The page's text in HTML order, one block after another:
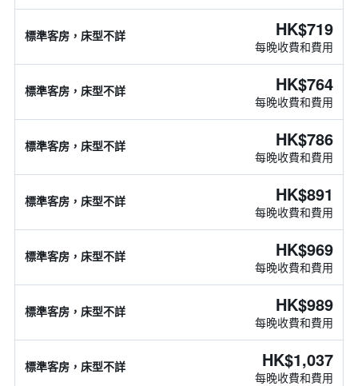
標準客房，床型不詳 HK$719
每晚收費和費用
標準客房，床型不詳 HK$764
每晚收費和費用
標準客房，床型不詳 HK$786
每晚收費和費用
標準客房，床型不詳 HK$891
每晚收費和費用
標準客房，床型不詳 HK$969
每晚收費和費用
標準客房，床型不詳 HK$989
每晚收費和費用
標準客房，床型不詳 HK$1,037
每晚收費和費用